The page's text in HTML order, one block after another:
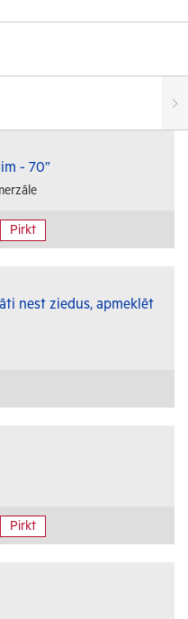
- 70”
Pirkt
nest ziedus, apmeklēt
Pirkt